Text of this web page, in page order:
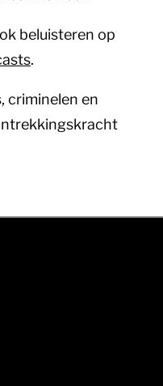
beluisteren op
.
criminelen en